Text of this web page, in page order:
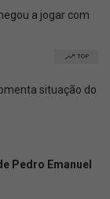
a jogar com
TOP
situação do
Pedro Emanuel